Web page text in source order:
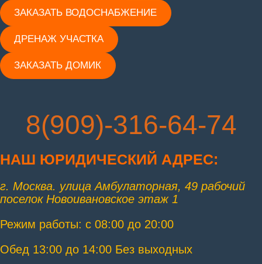
ЗАКАЗАТЬ ВОДОСНАБЖЕНИЕ
ДРЕНАЖ УЧАСТКА
ЗАКАЗАТЬ ДОМИК
8(909)-316-64-74
НАШ ЮРИДИЧЕСКИЙ АДРЕС:
г. Москва. улица Амбулаторная, 49 рабочий
поселок Новоивановское этаж 1
Режим работы: с 08:00 до 20:00
Обед 13:00 до 14:00 Без выходных